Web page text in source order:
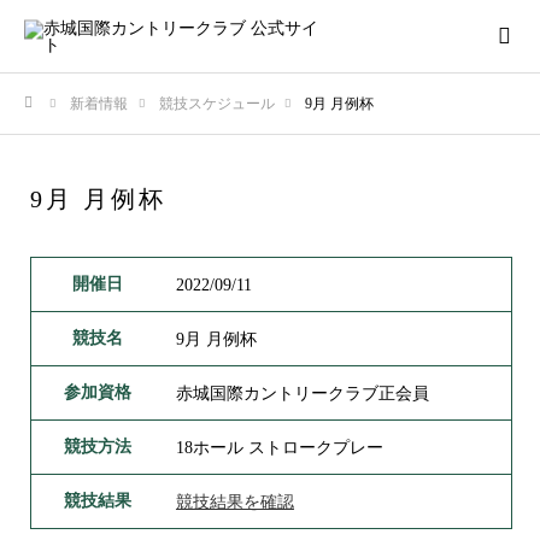
新着情報 競技スケジュール 9月 月例杯
9月 月例杯
開催日 2022/09/11
競技名 9月 月例杯
参加資格 赤城国際カントリークラブ正会員
競技方法 18ホール ストロークプレー
競技結果 競技結果を確認